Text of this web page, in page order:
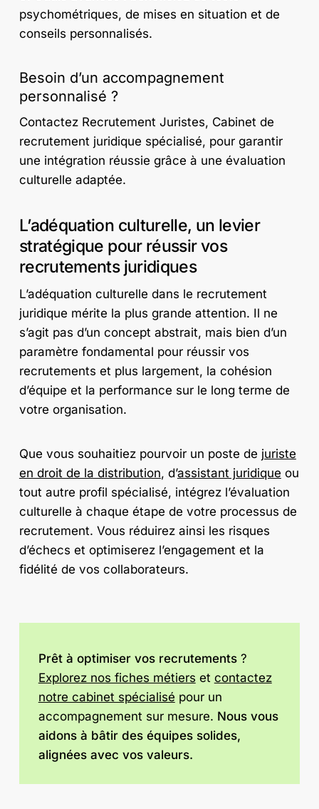
psychométriques, de mises en situation et de
conseils personnalisés.
Besoin d’un accompagnement
personnalisé ?
Contactez Recrutement Juristes, Cabinet de
recrutement juridique spécialisé, pour garantir
une intégration réussie grâce à une évaluation
culturelle adaptée.
L’adéquation culturelle, un levier
stratégique pour réussir vos
recrutements juridiques
L’adéquation culturelle dans le recrutement
juridique mérite la plus grande attention. Il ne
s’agit pas d’un concept abstrait, mais bien d’un
paramètre fondamental pour réussir vos
recrutements et plus largement, la cohésion
d’équipe et la performance sur le long terme de
votre organisation.
Que vous souhaitiez pourvoir un poste de juriste
en droit de la distribution, d’assistant juridique ou
tout autre profil spécialisé, intégrez l’évaluation
culturelle à chaque étape de votre processus de
recrutement. Vous réduirez ainsi les risques
d’échecs et optimiserez l’engagement et la
fidélité de vos collaborateurs.
Prêt à optimiser vos recrutements?
Explorez nos fiches métiers et contactez
notre cabinet spécialisé pour un
accompagnement sur mesure. Nous vous
aidons à bâtir des équipes solides,
alignées avec vos valeurs.